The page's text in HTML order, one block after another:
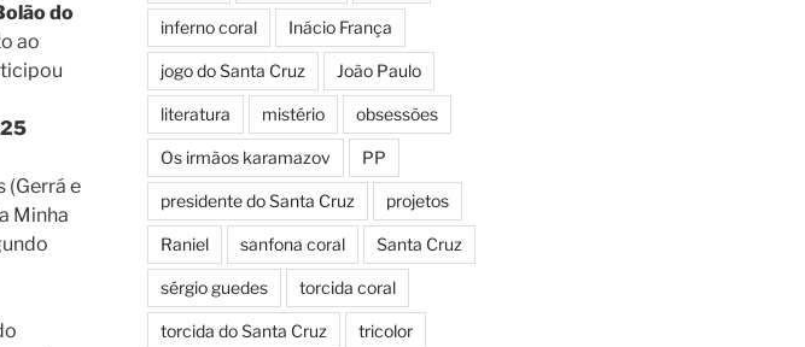
do
ao
(Gerrá e
Minha
inferno coral Inácio França
jogo do Santa Cruz João Paulo
literatura mistério obsessões
Os irmãos karamazov PP
presidente do Santa Cruz projetos
Raniel sanfona coral Santa Cruz
sérgio guedes torcida coral
torcida do Santa Cruz tricolor